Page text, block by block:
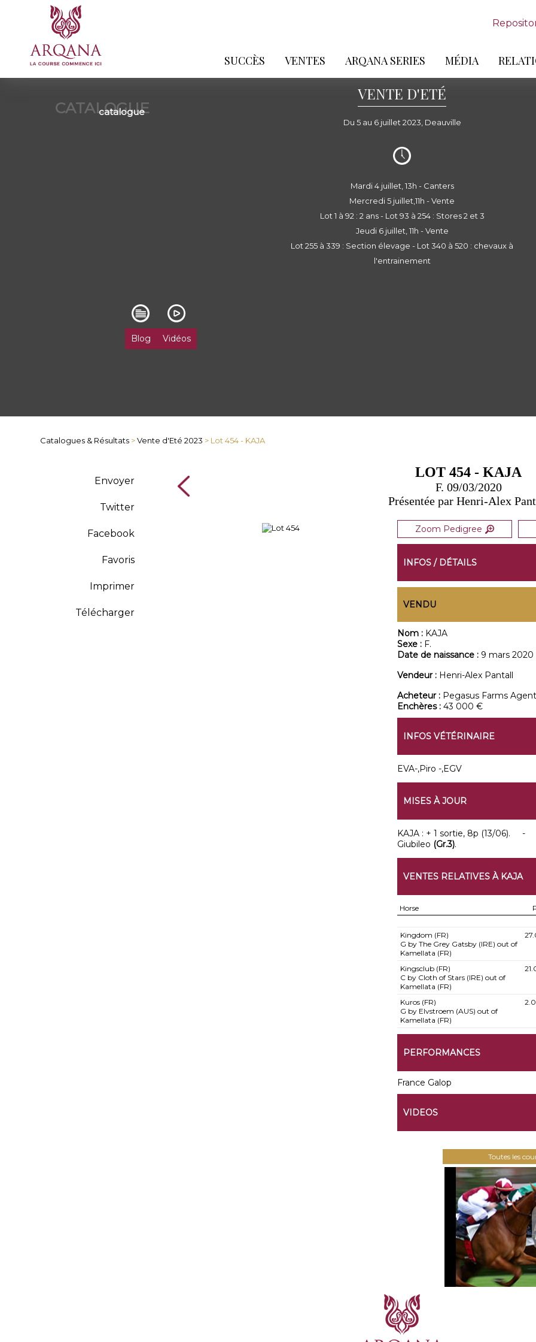
SUCCÈS VENTES ARQANA SERIES MÉDIA
CATALOGUE
catalogue
VENTE D'ETÉ
Du 5 au 6 juillet 2023, Deauville
Blog Vidéos
Mardi 4 juillet, 13h - Canters
Mercredi 5 juillet,11h - Vente
Lot 1 à 92 : 2 ans - Lot 93 à 254 : Stores 2 et 3
Jeudi 6 juillet, 11h - Vente
Lot 255 à 339 : Section élevage - Lot 340 à 520 : chevaux à
l'entrainement
Catalogues & Résultats >Vente d'Eté 2023 > Lot 454 - KAJA
Envoyer
Twitter
Facebook
Favoris
Imprimer
Télécharger
LOT 454 - KAJA
F. 09/03/2020
Présentée par Henri-Alex
Zoom Pedigree
INFOS / DÉTAILS
VENDU
Nom : KAJA
Sexe : F.
Date de naissance : 9 mars 2020
Vendeur : Henri-Alex Pantall
Acheteur : Pegasus Farms Agent
Enchères : 43 000 €
INFOS VÉTÉRINAIRE
EVA-,Piro -,EGV
MISES À JOUR
KAJA : + 1 sortie, 8p (13/06). -
Giubileo (Gr.3).
VENTES RELATIVES À KAJA
Horse
Kingdom (FR)
G by The Grey Gatsby (IRE) out of
Kamellata (FR)
Kingsclub (FR)
C by Cloth of Stars (IRE) out of
Kamellata (FR)
Kuros (FR)
G by Elvstroem (AUS) out of
Kamellata (FR)
PERFORMANCES
France Galop
VIDEOS
Toutes les